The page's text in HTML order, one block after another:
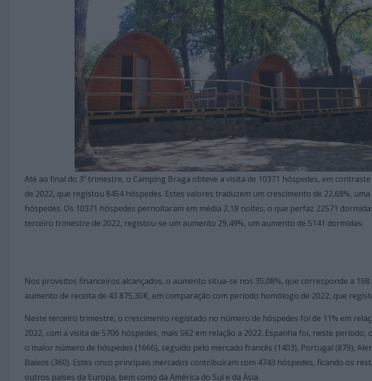
Até ao final do 3º trimestre, o Camping Braga obteve a visita de 10371 hóspedes, em
de 2022, que registou 8454 hóspedes. Estes valores traduzem um crescimento de 22,68%,
hóspedes. Os 10371 hóspedes pernoitaram em média 2,18 noites, o que perfaz 22571
terceiro trimestre de 2022, registou-se um aumento 29,49%, um aumento de 5141 dormidas.
Nos proveitos financeiros alcançados, o aumento situa-se nos 35,08%, que corresponde a
aumento de receita de 43 875,30€, em comparação com período homólogo de 2022, que
Neste terceiro trimestre, o crescimento registado no número de hóspedes foi de 11% em
2022, com a visita de 5706 hóspedes, mais 562 em relação a 2022. Espanha foi, neste
o maior número de hóspedes (1666), seguido pelo mercado francês (1403), Portugal (879),
Baixos (360). Estes cinco principais mercados contribuíram com 4743 hóspedes, ficando os
outros países da Europa, bem como da América do Sul e da Ásia.